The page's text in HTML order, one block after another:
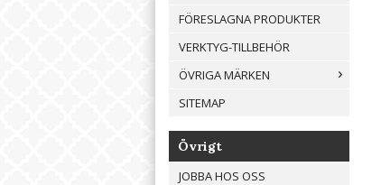
FÖRESLAGNA PRODUKTER
VERKTYG-TILLBEHÖR
ÖVRIGA MÄRKEN
SITEMAP
Övrigt
JOBBA HOS OSS